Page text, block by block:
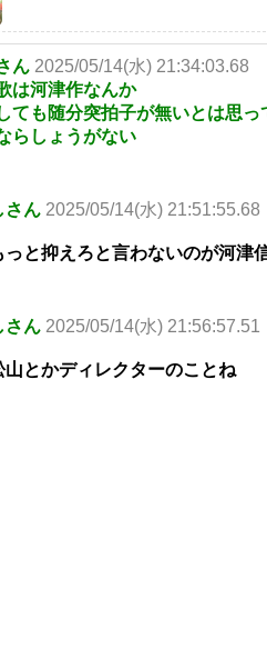
ん 2025/05/14(水) 21:34:03.68
は河津作なんか
ても随分突拍子が無いとは思っ
らしょうがない
さん 2025/05/14(水) 21:51:55.68
っと抑えろと言わないのが河津
さん 2025/05/14(水) 21:56:57.51
山とかディレクターのことね